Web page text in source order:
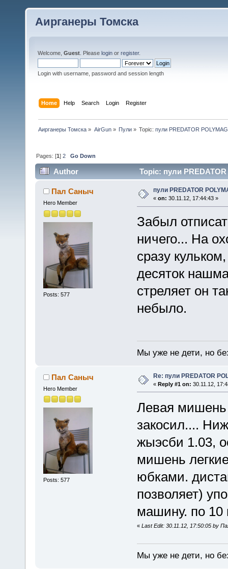
Аирганеры Томска
Welcome, Guest . Please login or register.
Login with username, password and session length
Home Help Search Login Register
Аирганеры Томска » AirGun» Пули» Topic:пули PREDATOR POLYMAG
Pages: [1]2 Go Down
Author Topic: пули
Пал Саныч
Hero Member
Posts: 577
пули PREDATOR
« on: 30.11.12, 17:44:43 »
Забыл
ничего... На
сразу
десяток
стреляет он
небыло.
Мы уже не дети, но
Пал Саныч
Hero Member
Posts: 577
Re: пули PREDATOR
« Reply #1 on: 30.11.12,
Левая мишень
закосил....
жыэсби 1.03,
мишень
юбками.
позволяет)
машину. по
« Last Edit: 30.11.12, 17:50:05 by
Мы уже не дети, но